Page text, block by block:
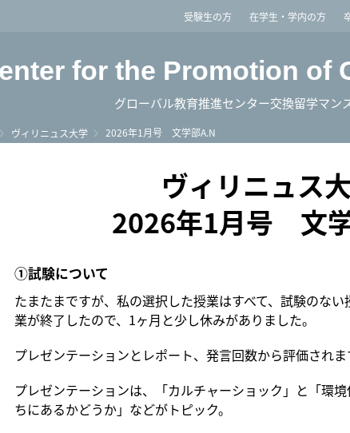
Unlimited受験生の方 在学生・学内の方
for the Promotion of
グローバル教育推進センター交換留学マン
ヴィリニュス大学 2026年1月号 文学部A.N
ヴィリニュス
2026年1月号 文
①試験について
たまたまですが、私の選択した授業はすべて、試験のな
業が終了したので、1ヶ月と少し休みがありました。
プレゼンテーションとレポート、発言回数から評価されま
プレゼンテーションは、「カルチャーショック」と「環
ちにあるかどうか」などがトピック。